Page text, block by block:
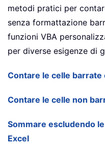
metodi pratici per
senza formattazione
funzioni VBA
per diverse esigenze di
Contare le celle barrate
Contare le celle non
Sommare escludendo
Excel